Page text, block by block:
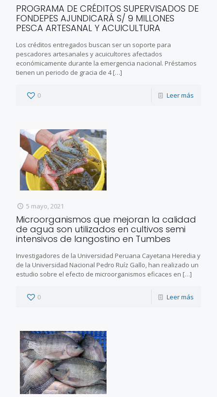
PROGRAMA DE CRÉDITOS SUPERVISADOS DE
FONDEPES AJUNDICARÁ S/ 9 MILLONES
PESCA ARTESANAL Y ACUICULTURA
Los créditos entregados buscan ser un soporte para
pescadores artesanales y acuicultores afectados
económicamente durante la emergencia nacional. Préstamos
tienen un periodo de gracia de 4[…]
0 Leer más
5 mayo, 2021
Microorganismos que mejoran la calidad
de agua son utilizados en cultivos semi
intensivos de langostino en Tumbes
Investigadores de la Universidad Peruana Cayetana Heredia y
de la Universidad Nacional Pedro Ruíz Gallo, han realizado un
estudio sobre el efecto de microorganismos eficaces en […]
0 Leer más